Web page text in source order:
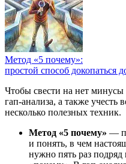
Метод «5 почему»:
простой способ докопаться
Чтобы свести на нет минусы
гап-анализа, а также учесть
несколько полезных техник.
Метод «5 почему» —
и понять, в чем
нужно пять раз подряд